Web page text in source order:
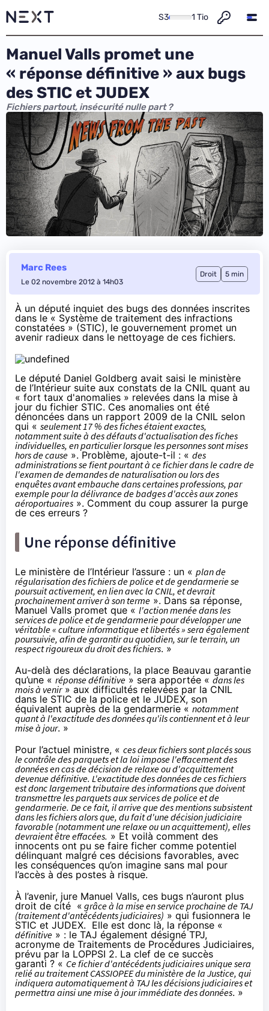
S3 1 Tio
Manuel Valls promet une
« réponse définitive » aux bugs
des STIC et JUDEX
Fichiers partout, insécurité nulle part ?
Marc Rees
Le 02 novembre 2012 à 14h03
Droit 5 min
À un député inquiet des bugs des données inscrites
dans le « Système de traitement des infractions
constatées » (STIC), le gouvernement promet un
avenir radieux dans le nettoyage de ces fichiers.
Le député Daniel Goldberg avait saisi le ministère
de l’Intérieur suite aux constats de la CNIL quant au
« fort taux d'anomalies » relevées dans la mise à
jour du fichier STIC. Ces anomalies ont été
dénoncées dans un rapport 2009 de la CNIL selon
qui « seulement 17 % des fiches étaient exactes,
notamment suite à des défauts d'actualisation des fiches
individuelles, en particulier lorsque les personnes sont mises
hors de cause ». Problème, ajoute-t-il : « des
administrations se fient pourtant à ce fichier dans le cadre de
l'examen de demandes de naturalisation ou lors des
enquêtes avant embauche dans certaines professions, par
exemple pour la délivrance de badges d'accès aux zones
aéroportuaires ». Comment du coup assurer la purge
de ces erreurs ?
Une réponse définitive
Le ministère de l’Intérieur l’assure : un « plan de
régularisation des fichiers de police et de gendarmerie se
poursuit activement, en lien avec la CNIL, et devrait
prochainement arriver à son terme ». Dans sa réponse,
Manuel Valls promet que « l'action menée dans les
services de police et de gendarmerie pour développer une
véritable « culture informatique et libertés » sera également
poursuivie, afin de garantir au quotidien, sur le terrain, un
respect rigoureux du droit des fichiers. »
Au-delà des déclarations, la place Beauvau garantie
qu’une « réponse définitive » sera apportée « dans les
mois à venir» aux difficultés relevées par la CNIL
dans le STIC de la police et le JUDEX, son
équivalent auprès de la gendarmerie « notamment
quant à l'exactitude des données qu'ils contiennent et à leur
mise à jour. »
Pour l’actuel ministre, « ces deux fichiers sont placés sous
le contrôle des parquets et la loi impose l'effacement des
données en cas de décision de relaxe ou d'acquittement
devenue définitive. L'exactitude des données de ces fichiers
est donc largement tributaire des informations que doivent
transmettre les parquets aux services de police et de
gendarmerie. De ce fait, il arrive que des mentions subsistent
dans les fichiers alors que, du fait d'une décision judiciaire
favorable (notamment une relaxe ou un acquittement), elles
devraient être effacées. » Et voilà comment des
innocents ont pu se faire ficher comme potentiel
délinquant malgré ces décisions favorables, avec
les conséquences qu’on imagine sans mal pour
l’accès à des postes à risque.
À l’avenir, jure Manuel Valls, ces bugs n’auront plus
droit de cité « grâce à la mise en service prochaine de TAJ
(traitement d'antécédents judiciaires) » qui fusionnera le
STIC et JUDEX. Elle est donc là, la réponse «
définitive » : le TAJ également désigné TPJ,
acronyme de Traitements de Procédures Judiciaires,
prévu par la LOPPSI 2. La clef de ce succès
garanti ? « Ce fichier d'antécédents judiciaires unique sera
relié au traitement CASSIOPEE du ministère de la Justice, qui
indiquera automatiquement à TAJ les décisions judiciaires et
permettra ainsi une mise à jour immédiate des données. »